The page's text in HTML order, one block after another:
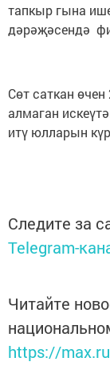
тапкыр гына
дәрәҗәсендә
Сөт саткан
алмаган
итү юлларын
Следите за
Telegram-
Читайте
https://